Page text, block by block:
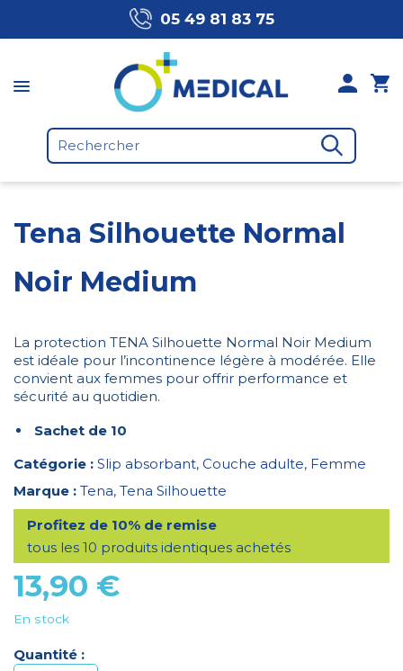
05 49 81 83 75
Tena Silhouette Normal
Noir Medium
La protection TENA Silhouette Normal Noir Medium
est idéale pour l’incontinence légère à modérée. Elle
convient aux femmes pour offrir performance et
sécurité au quotidien.
Sachet de 10
Catégorie : Slip absorbant, Couche adulte, Femme
Marque : Tena, Tena Silhouette
Profitez de 10% de remise
tous les 10 produits identiques achetés
13,90 €
En stock
Quantité :